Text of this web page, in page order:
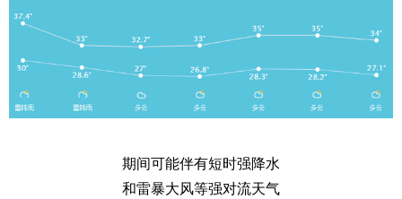
期间可能伴有短时强降水
和雷暴大风等强对流天气